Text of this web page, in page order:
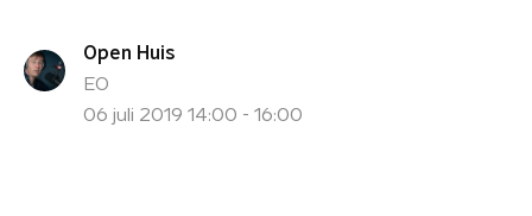
Open Huis
EO
06 juli 2019 14:00 - 16:00